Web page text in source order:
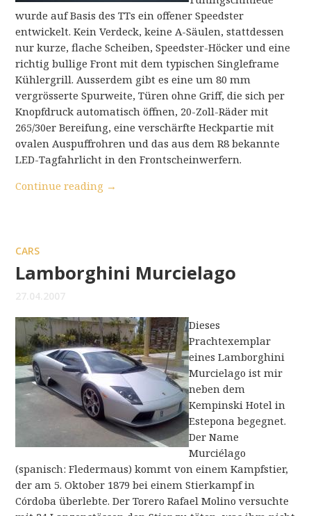
wurde auf Basis des TTs ein offener Speedster
entwickelt. Kein Verdeck, keine A-Säulen, stattdessen
nur kurze, flache Scheiben, Speedster-Höcker und eine
richtig bullige Front mit dem typischen Singleframe
Kühlergrill. Ausserdem gibt es eine um 80 mm
vergrösserte Spurweite, Türen ohne Griff, die sich per
Knopfdruck automatisch öffnen, 20-Zoll-Räder mit
265/30er Bereifung, eine verschärfte Heckpartie mit
ovalen Auspuffrohren und das aus dem R8 bekannte
LED-Tagfahrlicht in den Frontscheinwerfern.
Continue reading →
CARS
Lamborghini Murcielago
27.04.2007
Dieses
Prachtexemplar
eines Lamborghini
Murcielago ist mir
neben dem
Kempinski Hotel in
Estepona begegnet.
Der Name
Murciélago
(spanisch: Fledermaus) kommt von einem Kampfstier,
der am 5. Oktober 1879 bei einem Stierkampf in
Córdoba überlebte. Der Torero Rafael Molino versuchte